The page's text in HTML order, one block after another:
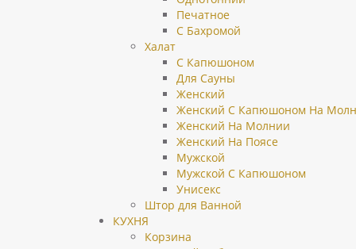
Печатное
С Бахромой
Халат
C Капюшоном
Для Сауны
Женский
Женский C Капюшоном На
Женский На Молнии
Женский На Поясе
Мужской
Мужской C Капюшоном
Унисекс
Штор для Ванной
КУХНЯ
Корзина